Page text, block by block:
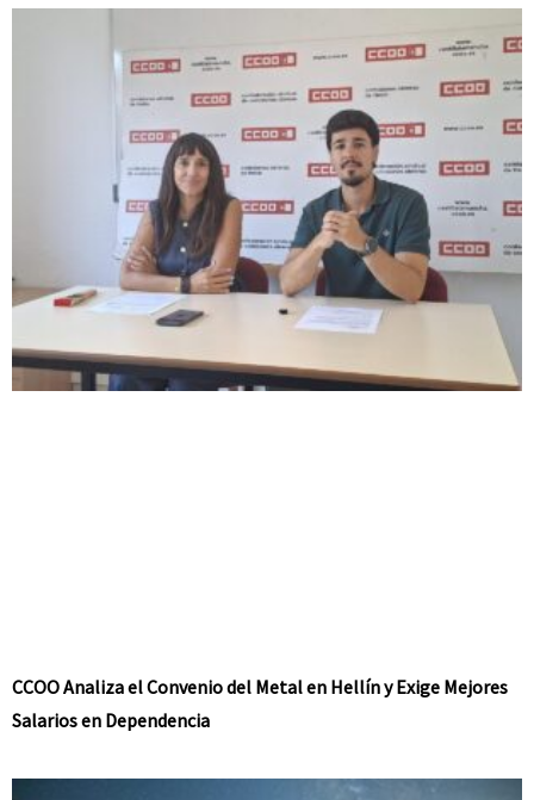
CCOO Analiza el Convenio del Metal en Hellín y Exige Mejores
Salarios en Dependencia